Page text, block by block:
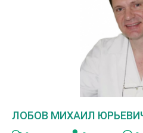
ЛОБОВ МИХАИЛ